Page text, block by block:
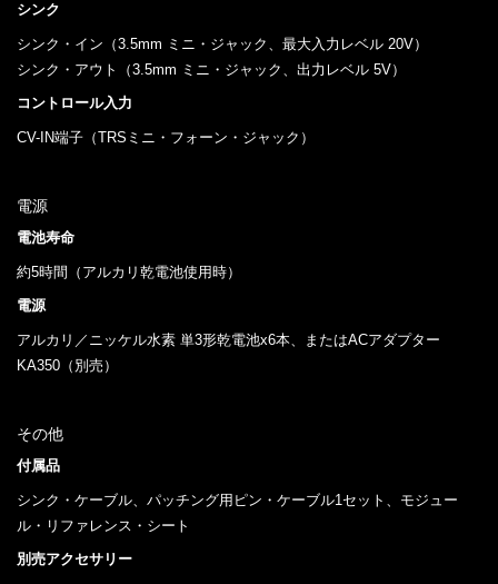
シンク
シンク・イン（3.5mm ミニ・ジャック、最大入力レベル 20V）
シンク・アウト（3.5mm ミニ・ジャック、出力レベル 5V）
コントロール入力
CV-IN端子（TRSミニ・フォーン・ジャック）
電源
電池寿命
約5時間（アルカリ乾電池使用時）
電源
アルカリ／ニッケル水素 単3形乾電池x6本、またはACアダプター
KA350（別売）
その他
付属品
シンク・ケーブル、パッチング用ピン・ケーブル1セット、モジュー
ル・リファレンス・シート
別売アクセサリー